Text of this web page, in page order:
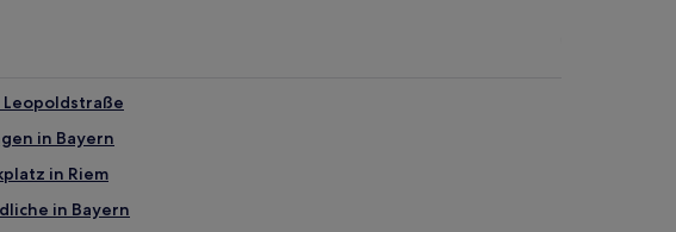
in Bayern
in Riem
in Bayern